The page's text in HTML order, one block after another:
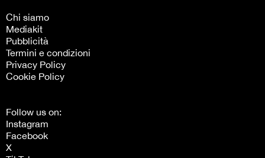
Chi siamo
Mediakit
Pubblicità
Termini e condizioni
Privacy Policy
Cookie Policy
Follow us on:
Instagram
Facebook
X